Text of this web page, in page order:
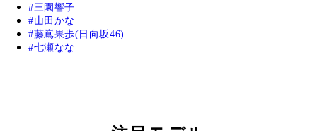
三園響子
山田かな
藤嶌果歩(日向坂46)
七瀬なな